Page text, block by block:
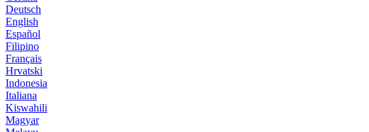
Deutsch
English
Español
Filipino
Français
Hrvatski
Indonesia
Italiana
Kiswahili
Magyar